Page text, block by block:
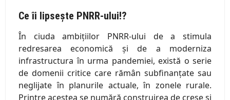
Ce îi lipsește PNRR-ului!?
În ciuda ambițiilor PNRR-ului de a stimula
redresarea economică și de a moderniza
infrastructura în urma pandemiei, există o serie
de domenii critice care rămân subfinanțate sau
neglijate în planurile actuale, în zonele rurale.
Printre acestea se numără construirea de creșe și